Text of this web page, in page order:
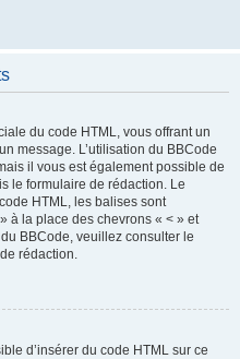
du code HTML, vous offrant un
message. L’utilisation du BBCode
il vous est également possible de
le formulaire de rédaction. Le
HTML, les balises sont
à la place des chevrons « < » et
BBCode, veuillez consulter le
rédaction.
d’insérer du code HTML sur ce